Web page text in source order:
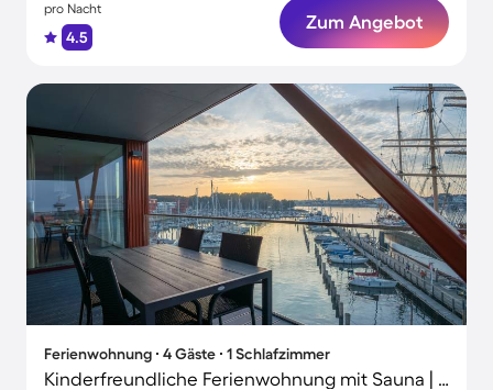
pro Nacht
4.5
Zum Angebot
Ferienwohnung ∙ 4 Gäste ∙ 1 Schlafzimmer
Kinderfreundliche Ferienwohnung mit Sauna | Wasserblick | Strand in der Nähe